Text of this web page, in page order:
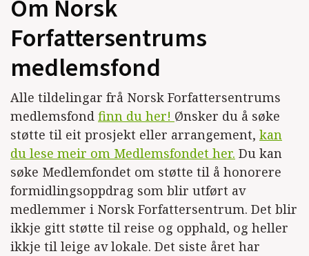
Om Norsk
Forfattersentrums
medlemsfond
Alle tildelingar frå Norsk Forfattersentrums
medlemsfond finn du her! Ønsker du å søke
støtte til eit prosjekt eller arrangement, kan
du lese meir om Medlemsfondet her. Du kan
søke Medlemfondet om støtte til å honorere
formidlingsoppdrag som blir utført av
medlemmer i Norsk Forfattersentrum. Det blir
ikkje gitt støtte til reise og opphald, og heller
ikkje til leige av lokale. Det siste året har